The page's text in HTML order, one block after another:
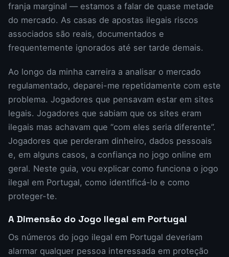
franja marginal — estamos a falar de quase metade
do mercado. As casas de apostas ilegais riscos
associados são reais, documentados e
frequentemente ignorados até ser tarde demais.
Ao longo da minha carreira a analisar o mercado
regulamentado, deparei-me repetidamente com este
problema. Jogadores que pensavam estar em sites
legais. Jogadores que sabiam que os sites eram
ilegais mas achavam que “com eles seria diferente”.
Jogadores que perderam dinheiro, dados pessoais
e, em alguns casos, a confiança no jogo online em
geral. Neste guia, vou explicar como funciona o jogo
ilegal em Portugal, como identificá-lo e como
proteger-te.
A Dimensão do Jogo Ilegal em Portugal
Os números do jogo ilegal em Portugal deveriam
alarmar qualquer pessoa interessada em proteção